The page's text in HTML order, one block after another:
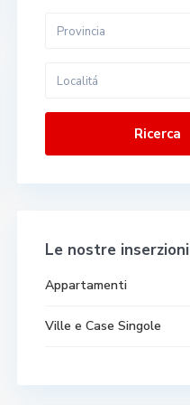
Provincia
Localitá
Ricerca
Le nostre inserzioni
Appartamenti
Ville e Case Singole